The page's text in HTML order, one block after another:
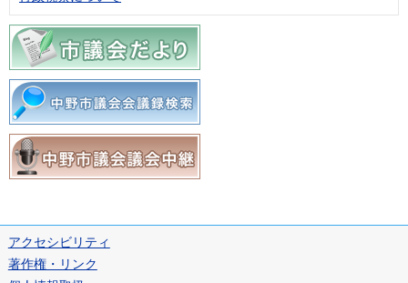
アクセシビリティ
著作権・リンク